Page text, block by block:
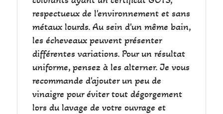
respectueux de l'environnement et sans
métaux lourds. Au sein d'un même bain,
les écheveaux peuvent présenter
différentes variations. Pour un résultat
uniforme, pensez à les alterner. Je vous
recommande d'ajouter un peu de
vinaigre pour éviter tout dégorgement
lors du lavage de votre ouvrage et